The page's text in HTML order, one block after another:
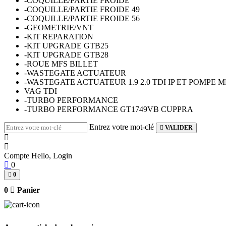
-COQUILLE/PARTIE FROIDE 49
-COQUILLE/PARTIE FROIDE 56
-GEOMETRIE/VNT
-KIT REPARATION
-KIT UPGRADE GTB25
-KIT UPGRADE GTB28
-ROUE MFS BILLET
-WASTEGATE ACTUATEUR
-WASTEGATE ACTUATEUR 1.9 2.0 TDI IP ET POMPE
VAG TDI
-TURBO PERFORMANCE
-TURBO PERFORMANCE GT1749VB CUPPRA
Entrez votre mot-clé VALIDER
Compte Hello, Login
0
0
0 Panier